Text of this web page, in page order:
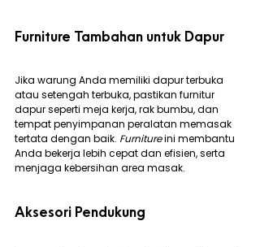
Furniture Tambahan untuk Dapur
Jika warung Anda memiliki dapur terbuka
atau setengah terbuka, pastikan furnitur
dapur seperti meja kerja, rak bumbu, dan
tempat penyimpanan peralatan memasak
tertata dengan baik. Furniture ini membantu
Anda bekerja lebih cepat dan efisien, serta
menjaga kebersihan area masak.
Aksesori Pendukung